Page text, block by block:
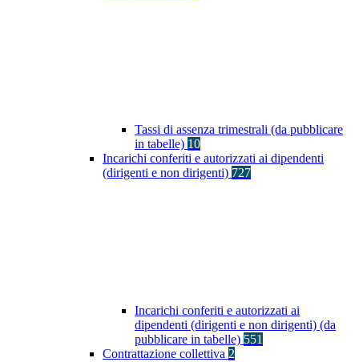
Tassi di assenza trimestrali (da pubblicare
in tabelle) 10
Incarichi conferiti e autorizzati ai dipendenti
(dirigenti e non dirigenti) 727
Incarichi conferiti e autorizzati ai
dipendenti (dirigenti e non dirigenti) (da
pubblicare in tabelle) 551
Contrattazione collettiva 2